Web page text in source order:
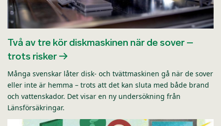
Två av tre kör diskmaskinen när de sover –
trots risker
Många svenskar låter disk- och tvättmaskinen gå när de sover
eller inte är hemma – trots att det kan sluta med både brand
och vattenskador. Det visar en ny undersökning från
Länsförsäkringar.